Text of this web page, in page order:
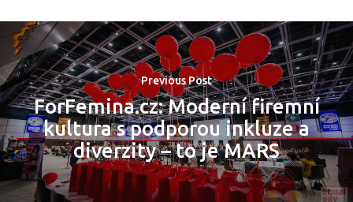
Previous Post
ForFemina.cz: Moderní firemní
kultura s podporou inkluze a
diverzity – to je MARS